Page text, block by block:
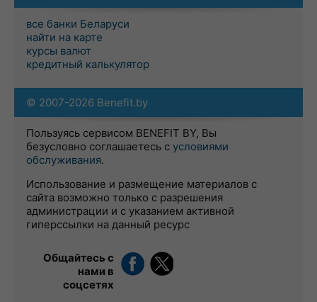
все банки Беларуси
найти на карте
курсы валют
кредитный калькулятор
© 2007-2026 Benefit.by
Пользуясь сервисом BENEFIT BY, Вы
безусловно соглашаетесь с условиями
обслуживания.
Использование и размещение материалов с
сайта возможно только с разрешения
администрации и с указанием активной
гиперссылки на данный ресурс
Общайтесь с
нами в
соцсетях